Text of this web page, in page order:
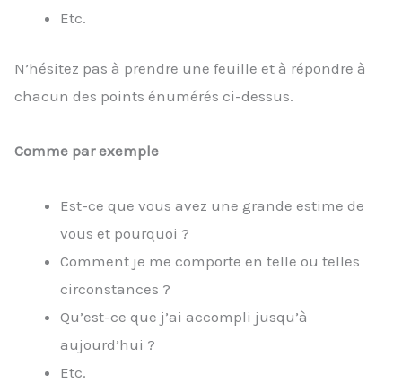
Etc.
N’hésitez pas à prendre une feuille et à répondre à
chacun des points énumérés ci-dessus.
Comme par exemple
Est-ce que vous avez une grande estime de
vous et pourquoi ?
Comment je me comporte en telle ou telles
circonstances ?
Qu’est-ce que j’ai accompli jusqu’à
aujourd’hui ?
Etc.